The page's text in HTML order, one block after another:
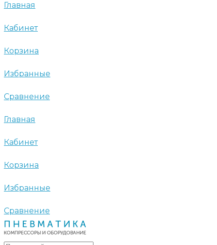
Главная
Кабинет
Корзина
Избранные
Сравнение
Главная
Кабинет
Корзина
Избранные
Сравнение